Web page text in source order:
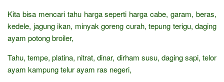
Kita bisa mencari tahu harga seperti harga cabe, garam, beras,
kedele, jagung ikan, minyak goreng curah, tepung terigu, daging
ayam potong broiler,
Tahu, tempe, platina, nitrat, dinar, dirham susu, daging sapi, telor
ayam kampung telur ayam ras negeri,